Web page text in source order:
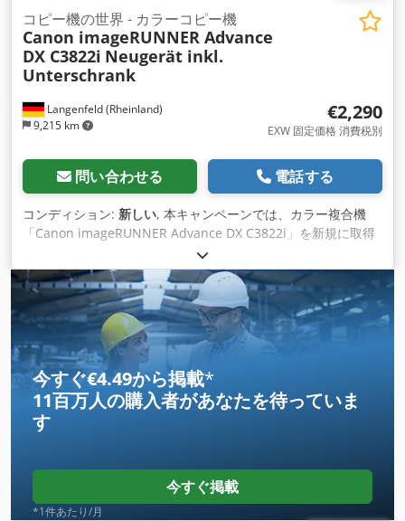
Langenfeld (Rheinland)
9,215 km
コピー機の世界 - カラーコピー機
Canon imageRUNNER Advance
DX C3822i Neugerät inkl.
Unterschrank
€2,290
EXW 固定価格 消費税別
問い合わせる 電話する
コンディション: 新しい, 本キャンペーンでは、カラー複合機
「Canon imageRUNNER Advance DX C3822i」を新規に取得
します。 販売するアイテムです。 1 x Canon imageRUNNER
DX C3822i と以下の機器。 オリジナルフィーダー付き 消耗品
用ベースキャビネットを含む 写真には、本広告に含まれないオ
プション機器が写っています。 Credpfx Aoi Hchted Sef コン
ディションを整えます。 本製品は、元箱に梱包された新品で
す。イラストは はその例です。 梱包して発送します。 営業時
間内であれば、本体をご覧いただくことができます。その際は
ぜひご予約をお願いします 海上での梱包、世界各地への発送は
ご要望に応じて対応します もちろん、個人的にお問い合わせい
ただくことも可能です。
今すぐ€4.49から掲載*
11百万人の購入者があなたを待っていま
す
今すぐ掲載
*1件あたり/月